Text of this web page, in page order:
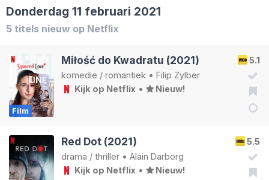
Donderdag 11 februari 2021
5 titels nieuw op Netflix
Film
5.1
Miłość do Kwadratu (2021)
komedie / romantiek • Filip Zylber
Kijk op Netflix • Nieuw!
5.5
Red Dot (2021)
drama / thriller • Alain Darborg
Kijk op Netflix • Nieuw!